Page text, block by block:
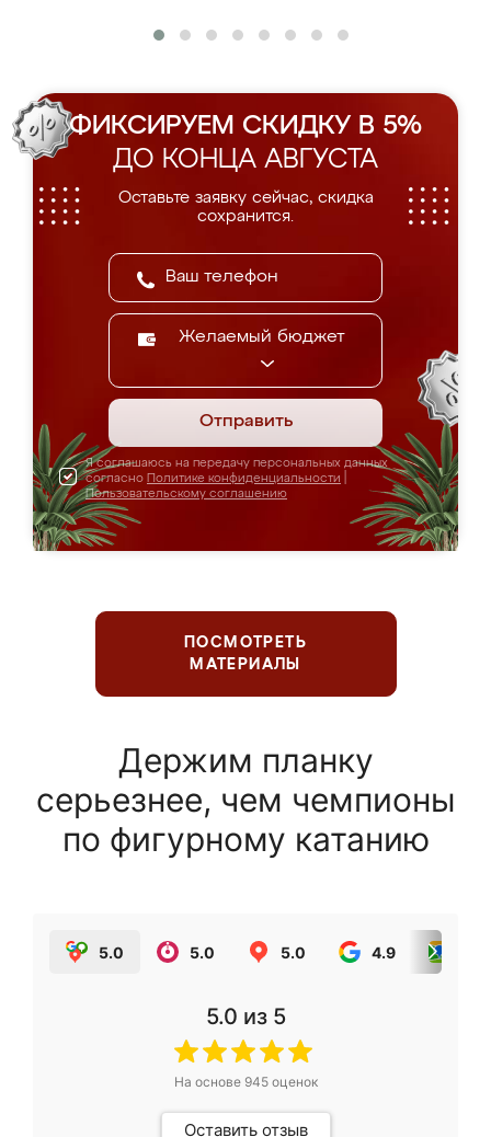
ФИКСИРУЕМ СКИДКУ В 5%
ДО КОНЦА АВГУСТА
Оставьте заявку сейчас, скидка
сохранится.
Желаемый бюджет
Отправить
Я соглашаюсь на передачу персональных данных
согласно Политике конфиденциальности
Пользовательскому соглашению
ПОСМОТРЕТЬ
МАТЕРИАЛЫ
Держим планку
серьезнее, чем чемпионы
по фигурному катанию
5.0 5.0 5.0 4.9
5.0 из 5
На основе 945оценок
Оставить отзыв